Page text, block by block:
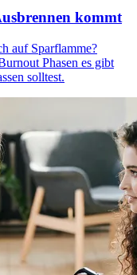
kommt
auf Sparflamme?
Phasen es gibt
solltest.